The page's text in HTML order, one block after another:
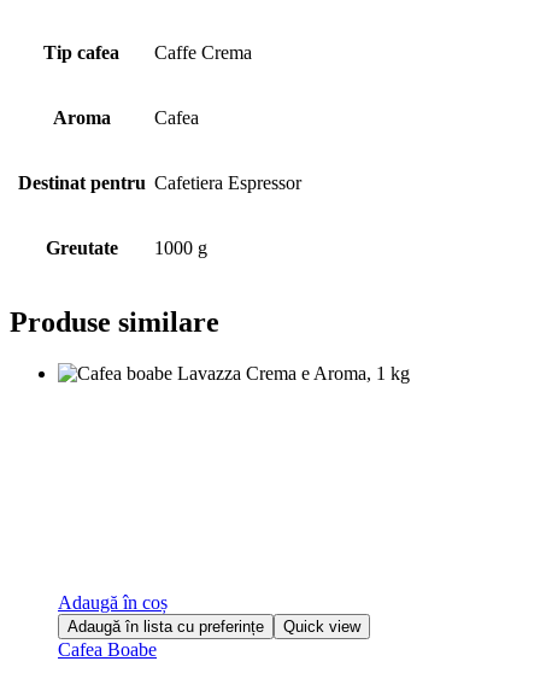
Tip cafea Caffe Crema
Aroma Cafea
Destinat pentru Cafetiera Espressor
Greutate 1000 g
Produse similare
Adaugă în coș
Adaugă în lista cu preferințe Quick view
Cafea Boabe